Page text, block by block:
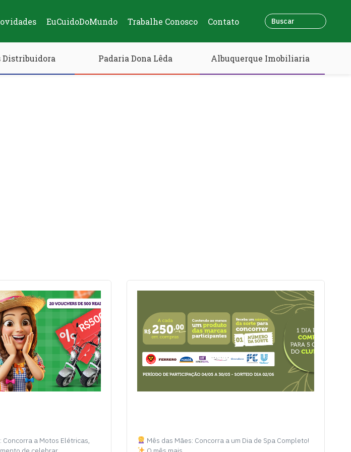
EuCuidoDoMundo Trabalhe Conosco Contato
Distribuidora Padaria Dona Lêda Albuquerque Imobiliaria
a Motos Elétricas,
Mês das Mães: Concorra a um Dia de Spa Completo!